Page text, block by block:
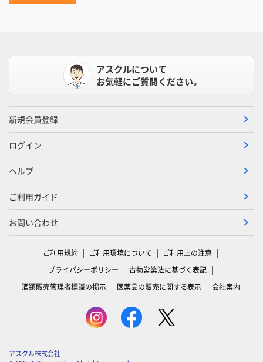
アスクルについて
お気軽にご質問ください。
新規会員登録
ログイン
ヘルプ
ご利用ガイド
お問い合わせ
ご利用規約 ご利用環境について
ご利用上の注意
プライバシーポリシー
古物営業法に基づく表記
酒類販売管理者標識の掲示
医薬品の販売に関する表示 会社案内
アスクル株式会社